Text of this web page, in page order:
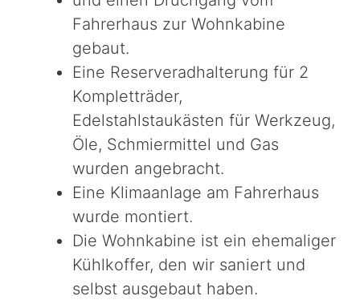
Fahrerhaus zur Wohnkabine
gebaut.
Eine Reserveradhalterung für 2
Kompletträder,
Edelstahlstaukästen für Werkzeug,
Öle, Schmiermittel und Gas
wurden angebracht.
Eine Klimaanlage am Fahrerhaus
wurde montiert.
Die Wohnkabine ist ein ehemaliger
Kühlkoffer, den wir saniert und
selbst ausgebaut haben.